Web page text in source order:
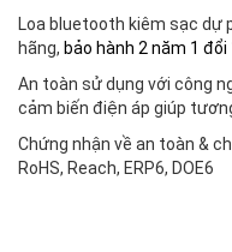
Loa bluetooth kiêm sạc dự
hãng, bảo hành 2 năm 1 đổi
An toàn sử dụng với công
cảm biến điện áp giúp
Chứng nhận về an toàn &
RoHS, Reach, ERP6, DOE6